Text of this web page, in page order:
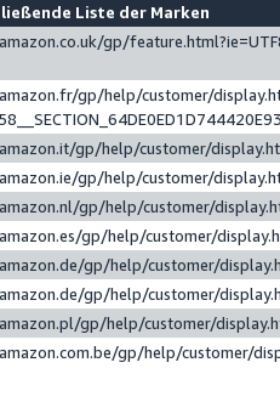
Liste der Marken
gp/
gp/help/customer/
gp/help/customer/
gp/help/customer/
gp/help/customer/
gp/help/customer/
gp/help/customer/
gp/help/customer/
gp/help/customer/
gp/help/customer/